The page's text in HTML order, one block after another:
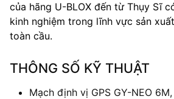
của hãng U-BLOX đến từ Thụy Sĩ
kinh nghiệm trong lĩnh vực sản
toàn cầu.
THÔNG SỐ KỸ THUẬT
Mạch định vị GPS GY-NEO